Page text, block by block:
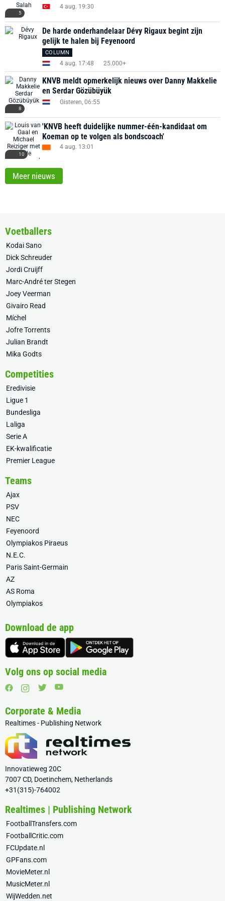
5
4 aug. 19:30
De harde onderhandelaar Dévy Rigaux begint zijn
gelijk te halen bij Feyenoord
COLUMN
4 aug. 17:48 25.000+
8
KNVB meldt opmerkelijk nieuws over Danny Makkelie
en Serdar Gözübüyük
Gisteren, 06:55
10
'KNVB heeft duidelijke nummer-één-kandidaat om
Koeman op te volgen als bondscoach'
4 aug. 13:01
Meer nieuws
Voetballers
Kodai Sano
Dick Schreuder
Jordi Cruijff
Marc-André ter Stegen
Joey Veerman
Givairo Read
Míchel
Jofre Torrents
Julian Brandt
Mika Godts
Competities
Eredivisie
Ligue 1
Bundesliga
Laliga
Serie A
EK-kwalificatie
Premier League
Teams
Ajax
PSV
NEC
Feyenoord
Olympiakos Piraeus
N.E.C.
Paris Saint-Germain
AZ
AS Roma
Olympiakos
Download de app
Volg ons op social media
Corporate & Media
Realtimes - Publishing Network
Innovatieweg 20C
7007 CD, Doetinchem, Netherlands
+31(315)-764002
Realtimes | Publishing Network
FootballTransfers.com
FootballCritic.com
FCUpdate.nl
GPFans.com
MovieMeter.nl
MusicMeter.nl
WijWedden.net